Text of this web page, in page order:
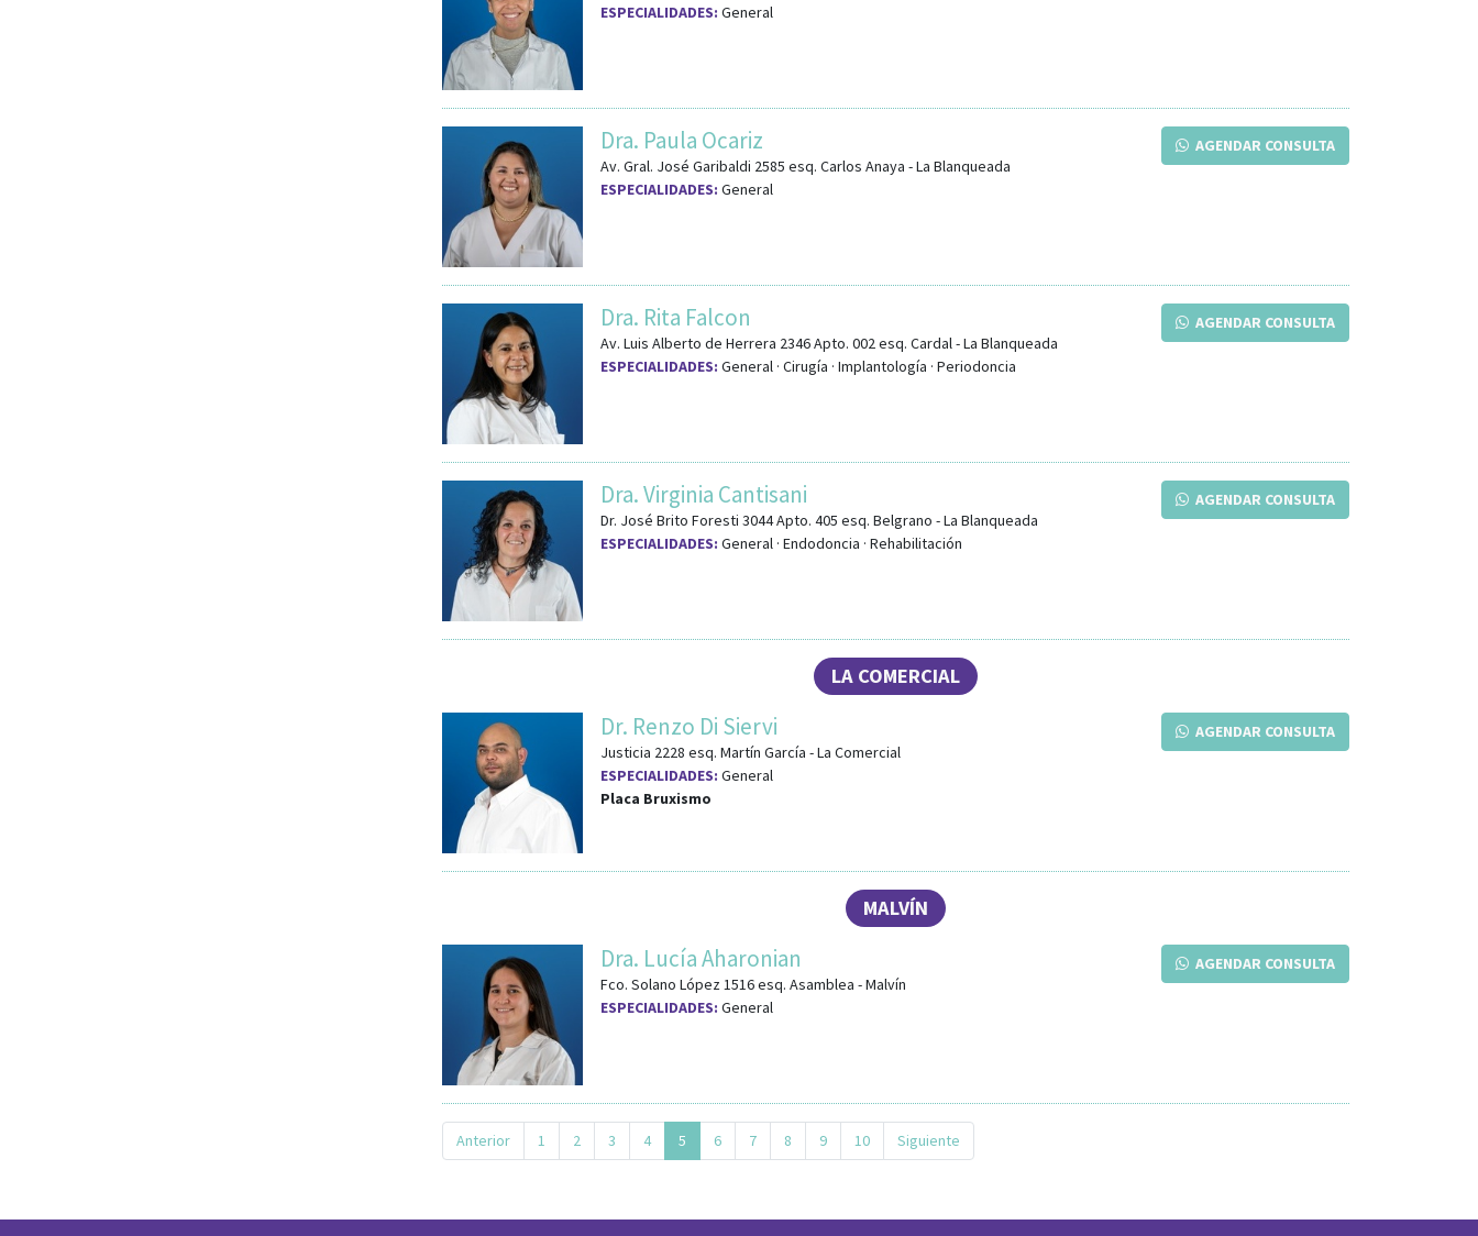
ESPECIALIDADES: General
AGENDAR CONSULTA
Dra. Paula Ocariz
Av. Gral. José Garibaldi 2585 esq. Carlos Anaya -La Blanqueada
ESPECIALIDADES: General
AGENDAR CONSULTA
Dra. Rita Falcon
Av. Luis Alberto de Herrera 2346 Apto. 002esq. Cardal-La Blanqueada
ESPECIALIDADES: General · Cirugía · Implantología · Periodoncia
AGENDAR CONSULTA
Dra. Virginia Cantisani
Dr. José Brito Foresti 3044 Apto. 405 esq. Belgrano -La Blanqueada
ESPECIALIDADES: General · Endodoncia · Rehabilitación
LA COMERCIAL
AGENDAR CONSULTA
Dr. Renzo Di Siervi
Justicia 2228 esq. Martín García -La Comercial
ESPECIALIDADES: General
Placa Bruxismo
MALVÍN
AGENDAR CONSULTA
Dra. Lucía Aharonian
Fco. Solano López 1516esq. Asamblea -Malvín
ESPECIALIDADES: General
Anterior 1 2 3 4 5 6 7 8 9 10 Siguiente